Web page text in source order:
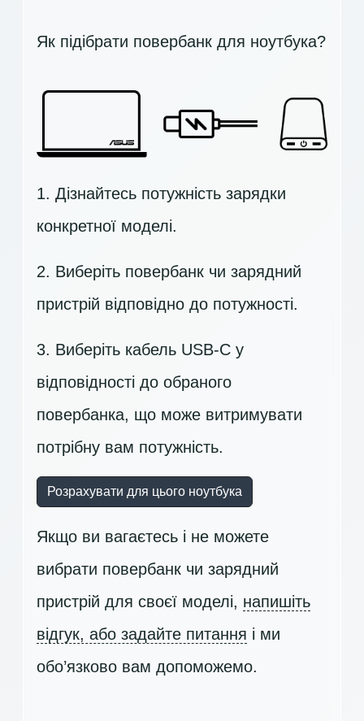
Як підібрати повербанк для ноутбука?
1. Дізнайтесь потужність зарядки
конкретної моделі.
2. Виберіть повербанк чи зарядний
пристрій відповідно до потужності.
3. Виберіть кабель USB-C у
відповідності до обраного
повербанка, що може витримувати
потрібну вам потужність.
Розрахувати для цього ноутбука
Якщо ви вагаєтесь і не можете
вибрати повербанк чи зарядний
пристрій для своєї моделі, напишіть
відгук, або задайте питання і ми
обо’язково вам допоможемо.